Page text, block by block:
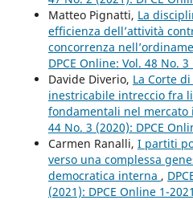
Matteo Pignatti, La
efficienza dell’attività
concorrenza
DPCE Online: Vol. 48 No.
Davide Diverio, La Corte
inestricabile intreccio fra
fondamentali nel mercato
44 No. 3 (2020): DPCE
Carmen Ranalli, I partiti
verso una complessa
democratica interna ,
(2021): DPCE Online 1-2021